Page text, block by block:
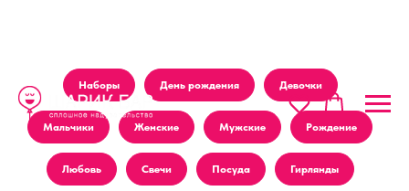
Наборы День рождения Девочки
Мальчики Женские Мужские Рождение
Любовь Свечи Посуда Гирлянды